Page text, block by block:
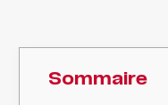
Sommaire